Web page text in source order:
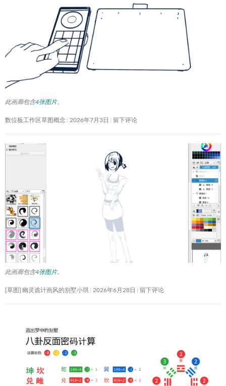
此画廊包含4张图片。
数位板工作区草图概念 2026年7月3日 留下评论
此画廊包含4张图片。
[草图] 幽灵诡计画风的别墅小琪 2026年6月28日 留下评论